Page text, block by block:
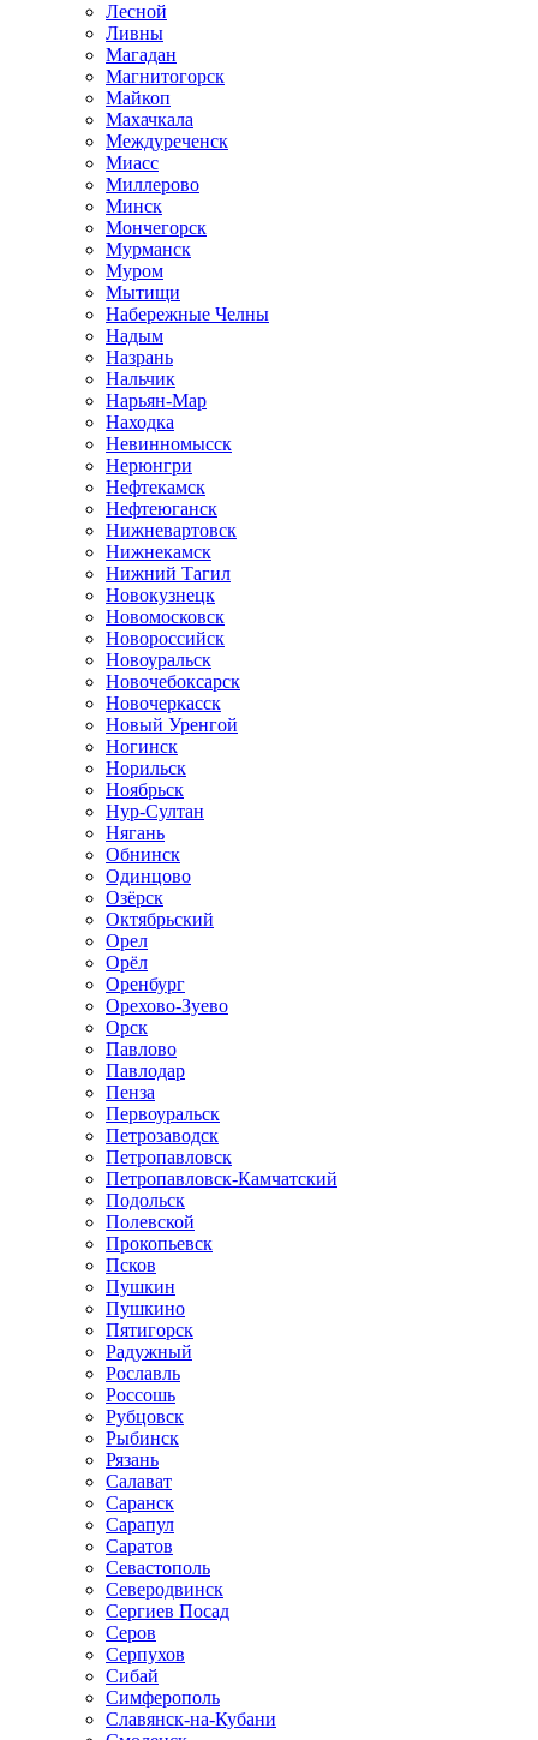
Лесной
Ливны
Магадан
Магнитогорск
Майкоп
Махачкала
Междуреченск
Миасс
Миллерово
Минск
Мончегорск
Мурманск
Муром
Мытищи
Набережные Челны
Надым
Назрань
Нальчик
Нарьян-Мар
Находка
Невинномысск
Нерюнгри
Нефтекамск
Нефтеюганск
Нижневартовск
Нижнекамск
Нижний Тагил
Новокузнецк
Новомосковск
Новороссийск
Новоуральск
Новочебоксарск
Новочеркасск
Новый Уренгой
Ногинск
Норильск
Ноябрьск
Нур-Султан
Нягань
Обнинск
Одинцово
Озёрск
Октябрьский
Орел
Орёл
Оренбург
Орехово-Зуево
Орск
Павлово
Павлодар
Пенза
Первоуральск
Петрозаводск
Петропавловск
Петропавловск-Камчатский
Подольск
Полевской
Прокопьевск
Псков
Пушкин
Пушкино
Пятигорск
Радужный
Рославль
Россошь
Рубцовск
Рыбинск
Рязань
Салават
Саранск
Сарапул
Саратов
Севастополь
Северодвинск
Сергиев Посад
Серов
Серпухов
Сибай
Симферополь
Славянск-на-Кубани